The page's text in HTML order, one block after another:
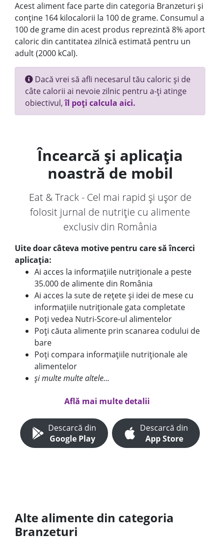
Acest aliment face parte din categoria Branzeturi și
conține 164 kilocalorii la 100 de grame. Consumul a
100 de grame din acest produs reprezintă 8% aport
caloric din cantitatea zilnică estimată pentru un
adult (2000 kCal).
Dacă vrei să afli necesarul tău caloric și de
câte calorii ai nevoie zilnic pentru a-ți atinge
obiectivul,îl poți calcula aici.
Încearcă și aplicația
noastră de mobil
Eat & Track - Cel mai rapid și ușor de
folosit jurnal de nutriție cu alimente
exclusiv din România
Uite doar câteva motive pentru care să încerci
aplicația:
Ai acces la informațiile nutriționale a peste
35.000 de alimente din România
Ai acces la sute de rețete și idei de mese cu
informațiile nutriționale gata completate
Poți vedea Nutri-Score-ul alimentelor
Poți căuta alimente prin scanarea codului de
bare
Poți compara informațiile nutriționale ale
alimentelor
și multe multe altele...
Află mai multe detalii
Descarcă din
Google Play
Descarcă din
App Store
Alte alimente din categoria
Branzeturi